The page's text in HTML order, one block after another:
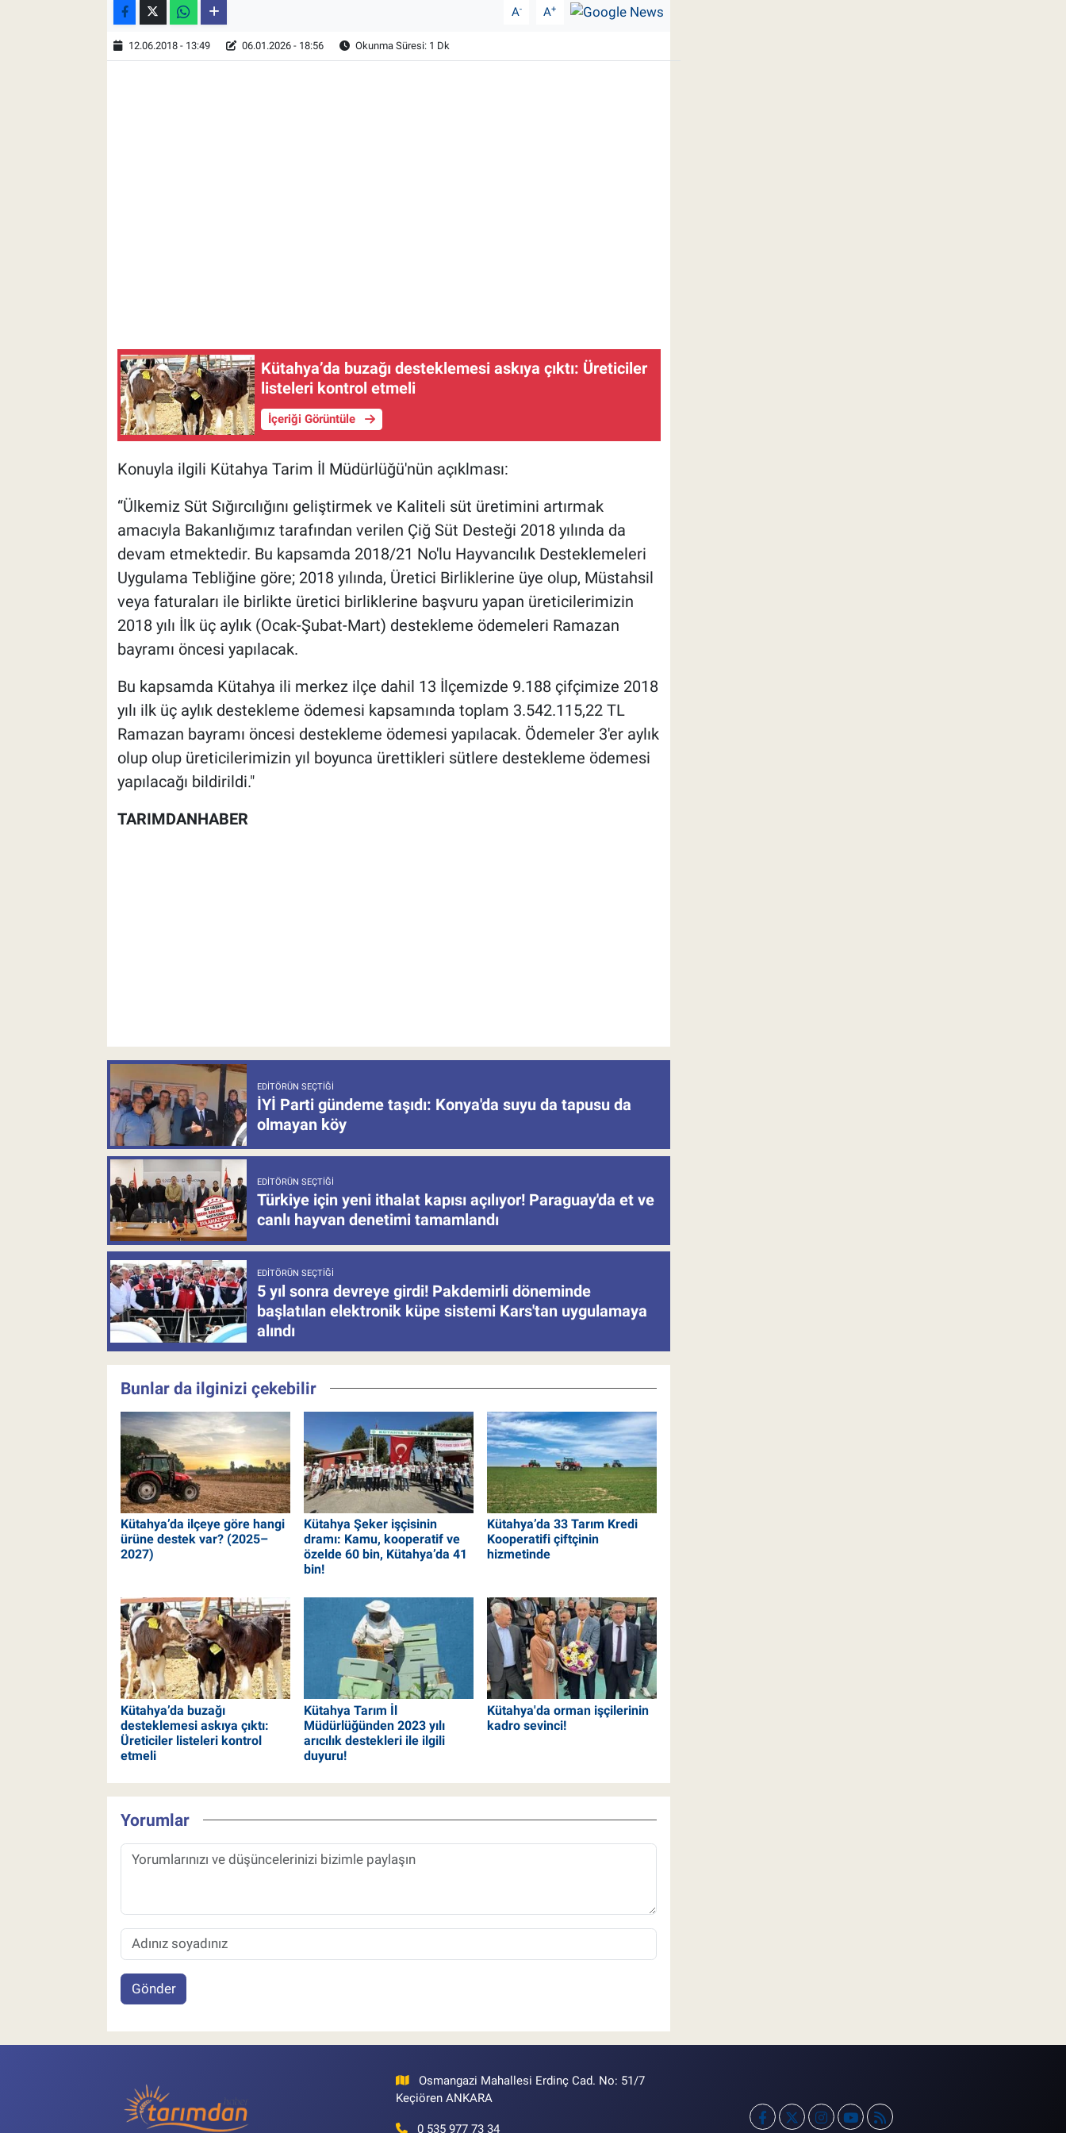
A- A+
12.06.2018 - 13:49 06.01.2026 - 18:56 Okunma Süresi: 1 Dk
Kütahya’da buzağı desteklemesi askıya çıktı: Üreticiler
listeleri kontrol etmeli
İçeriği Görüntüle
Konuyla ilgili Kütahya Tarim İl Müdürlüğü'nün açıklması:
“Ülkemiz Süt Sığırcılığını geliştirmek ve Kaliteli süt üretimini artırmak
amacıyla Bakanlığımız tarafından verilen Çiğ Süt Desteği 2018 yılında da
devam etmektedir. Bu kapsamda 2018/21 No'lu Hayvancılık Desteklemeleri
Uygulama Tebliğine göre; 2018 yılında, Üretici Birliklerine üye olup, Müstahsil
veya faturaları ile birlikte üretici birliklerine başvuru yapan üreticilerimizin
2018 yılı İlk üç aylık (Ocak-Şubat-Mart) destekleme ödemeleri Ramazan
bayramı öncesi yapılacak.
Bu kapsamda Kütahya ili merkez ilçe dahil 13 İlçemizde 9.188 çifçimize 2018
yılı ilk üç aylık destekleme ödemesi kapsamında toplam 3.542.115,22 TL
Ramazan bayramı öncesi destekleme ödemesi yapılacak. Ödemeler 3'er aylık
olup olup üreticilerimizin yıl boyunca ürettikleri sütlere destekleme ödemesi
yapılacağı bildirildi."
TARIMDANHABER
EDITÖRÜN SEÇTIĞI
İYİ Parti gündeme taşıdı: Konya'da suyu da tapusu da
olmayan köy
EDITÖRÜN SEÇTIĞI
Türkiye için yeni ithalat kapısı açılıyor! Paraguay'da et ve
canlı hayvan denetimi tamamlandı
EDITÖRÜN SEÇTIĞI
5 yıl sonra devreye girdi! Pakdemirli döneminde
başlatılan elektronik küpe sistemi Kars'tan uygulamaya
alındı
Bunlar da ilginizi çekebilir
Kütahya’da ilçeye göre hangi
ürüne destek var? (2025–
2027)
Kütahya Şeker işçisinin
dramı: Kamu, kooperatif ve
özelde 60 bin, Kütahya’da 41
bin!
Kütahya’da 33 Tarım Kredi
Kooperatifi çiftçinin
hizmetinde
Kütahya’da buzağı
desteklemesi askıya çıktı:
Üreticiler listeleri kontrol
etmeli
Kütahya Tarım İl
Müdürlüğünden 2023 yılı
arıcılık destekleri ile ilgili
duyuru!
Kütahya'da orman işçilerinin
kadro sevinci!
Yorumlar
Gönder
Osmangazi Mahallesi Erdinç Cad. No: 51/7
Keçiören ANKARA
0 535 977 73 34